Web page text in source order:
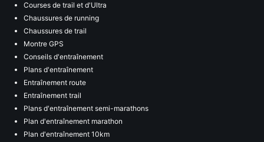
Courses de trail et d'Ultra
Chaussures de running
Chaussures de trail
Montre GPS
Conseils d'entraînement
Plans d'entraînement
Entraînement route
Entraînement trail
Plans d'entraînement semi-marathons
Plan d'entraînement marathon
Plan d'entraînement 10km